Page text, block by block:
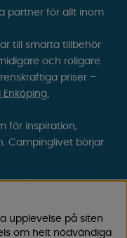
partner för allt inom
till smarta tillbehör
och roligare.
priser –
Enköping.
för inspiration,
Campinglivet börjar
upplevelse på siten
om helt nödvändiga